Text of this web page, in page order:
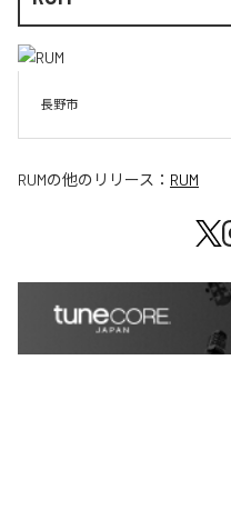
長野市
RUMの他のリリース： RUM